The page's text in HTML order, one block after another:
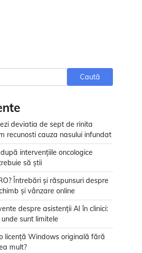
Caută
deviatia de sept de rinita
recunosti cauza nasului infundat
intervențiile oncologice
să știi
Întrebări și răspunsuri despre
și vânzare online
despre asistenții AI în clinici:
sunt limitele
licență Windows originală fără
mult?